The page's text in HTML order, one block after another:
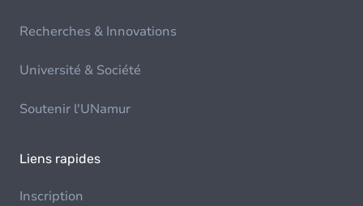
Recherches & Innovations
Université & Société
Soutenir l'UNamur
Liens rapides
Inscription